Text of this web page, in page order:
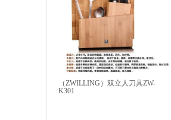
（ZWILLING）双立人刀具ZW-
K301